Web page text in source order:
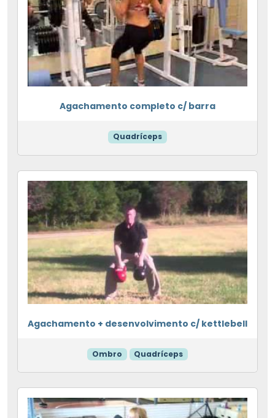
Agachamento completo c/ barra
Quadríceps
Agachamento + desenvolvimento c/ kettlebell
Ombro Quadríceps